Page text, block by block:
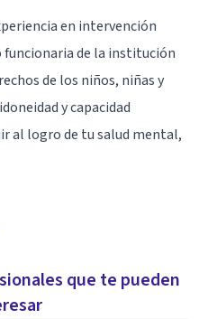
en intervención
de la institución
de los niños, niñas y
y capacidad
al logro de tu salud mental,
ejercicio profesional es el
actualizada,
que te pueden